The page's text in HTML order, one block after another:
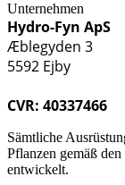
Unternehmen
Hydro-Fyn ApS
Æblegyden 3
5592 Ejby
CVR: 40337466
Sämtliche
Pflanzen gemäß
entwickelt.